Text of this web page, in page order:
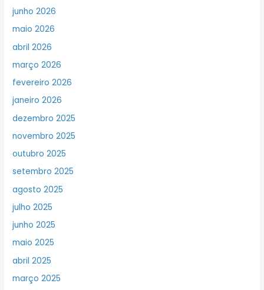
junho 2026
maio 2026
abril 2026
março 2026
fevereiro 2026
janeiro 2026
dezembro 2025
novembro 2025
outubro 2025
setembro 2025
agosto 2025
julho 2025
junho 2025
maio 2025
abril 2025
março 2025